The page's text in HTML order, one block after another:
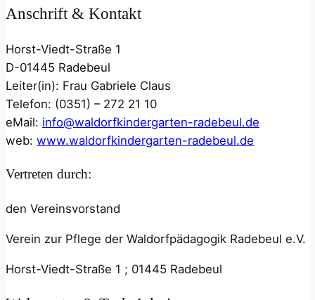
Anschrift & Kontakt
Horst-Viedt-Straße 1
D-01445 Radebeul
Leiter(in): Frau Gabriele Claus
Telefon: (0351) – 272 21 10
eMail: info@waldorfkindergarten-radebeul.de
web: www.waldorfkindergarten-radebeul.de
Vertreten durch:
den Vereinsvorstand
Verein zur Pflege der Waldorfpädagogik Radebeul e.V.
Horst-Viedt-Straße 1 ; 01445 Radebeul